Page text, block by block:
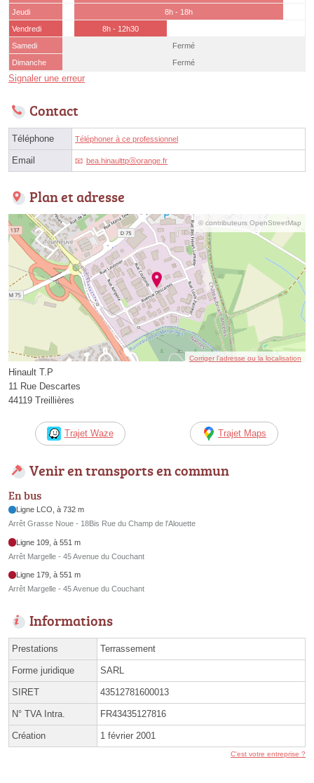
Jeudi
8h - 18h
Vendredi
8h - 12h30
Samedi
Fermé
Dimanche
Fermé
Signaler une erreur
Contact
Téléphone Téléphoner à ce professionnel
Email bea.hinaulttpⓐorange.fr
Plan et adresse
© contributeurs OpenStreetMap
Corriger l’adresse ou la localisation
Hinault T.P
11 Rue Descartes
44119 Treillières
Trajet Waze Trajet Maps
Venir en transports en commun
En bus
Ligne LCO, à 732 m
Arrêt Grasse Noue - 18Bis Rue du Champ de l'Alouette
Ligne 109, à 551 m
Arrêt Margelle - 45 Avenue du Couchant
Ligne 179, à 551 m
Arrêt Margelle - 45 Avenue du Couchant
Informations
Prestations Terrassement
Forme juridique SARL
SIRET 43512781600013
N° TVA Intra. FR43435127816
Création 1 février 2001
C'est votre entreprise ?